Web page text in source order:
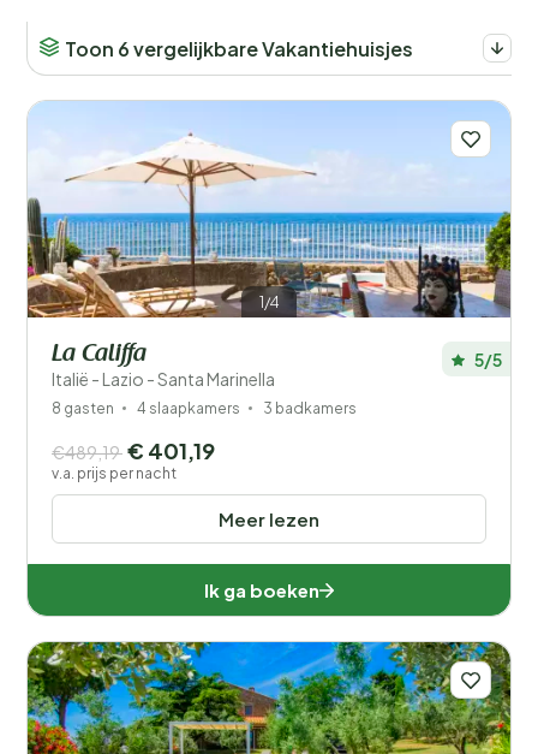
Molise (9)
Piëmont (526)
Sardinië (1248)
Sicilië (940)
Toscane (3601)
Trentino-Zuid-Tirol (611)
Umbrië (372)
Valle d'Aosta (74)
Veneto (966)
Afstand 1
Ligging
Kinderen
Toon 6 vergelijkbare Vakantiehuisjes
1/4
La Califfa
Italië - Lazio - Santa Marinella
5/5
8 gasten 4 slaapkamers 3 badkamers
Meer lezen
€489,19 € 401,19
v.a. prijs per nacht
Ik ga boeken